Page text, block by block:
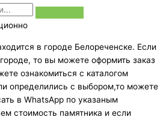
в городе Белореченске. Если
то вы можете оформить заказ
ознакомиться с каталогом
определились с выбором,то можете
в WhatsApp по указаным
стоимость памятника и если